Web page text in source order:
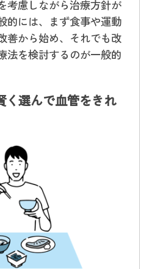
考慮しながら治療方針が
的には、まず食事や運動
善から始め、それでも改
法を検討するのが一般的
く選んで血管をきれ